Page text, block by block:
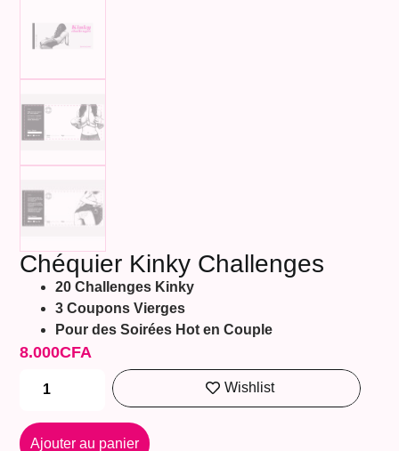
Chéquier Kinky Challenges
20 Challenges Kinky
3 Coupons Vierges
Pour des Soirées Hot en Couple
8.000CFA
Wishlist
Ajouter au panier